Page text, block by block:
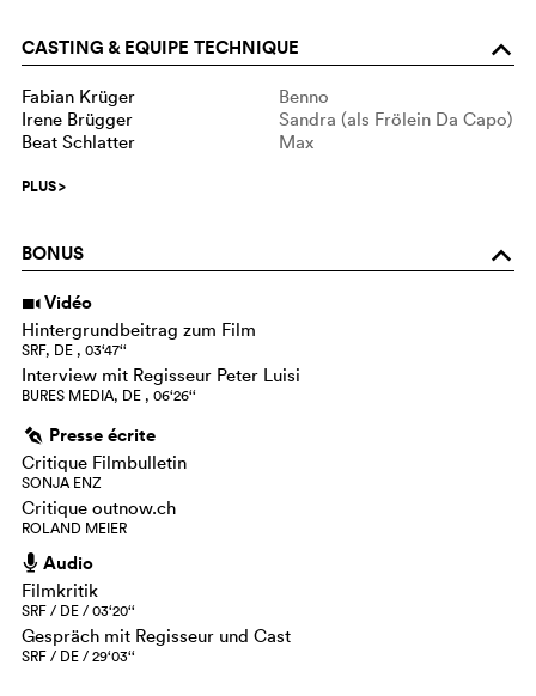
CASTING & EQUIPE TECHNIQUE o
Fabian Krüger
Benno
Irene Brügger
Sandra (als Frölein Da Capo)
Beat Schlatter
Max
PLUS>
BONUS o
i Vidéo
Hintergrundbeitrag zum Film
SRF, DE , 03‘47‘‘
Interview mit Regisseur Peter Luisi
BURES MEDIA, DE , 06‘26‘‘
g Presse écrite
Critique Filmbulletin
SONJA ENZ
Critique outnow.ch
ROLAND MEIER
h Audio
Filmkritik
SRF / DE / 03‘20‘‘
Gespräch mit Regisseur und Cast
SRF / DE / 29‘03‘‘